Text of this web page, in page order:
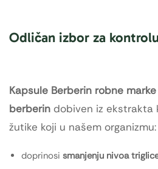
Odličan izbor za
Kapsule Berberin robne
berberin dobiven iz ekstrakta
žutike koji u našem organizmu:
doprinosi smanjenju nivoa